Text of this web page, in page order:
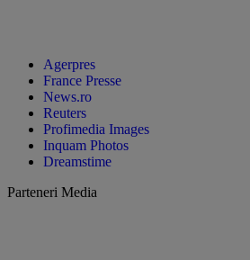
Agerpres
France Presse
News.ro
Reuters
Profimedia Images
Inquam Photos
Dreamstime
Parteneri Media